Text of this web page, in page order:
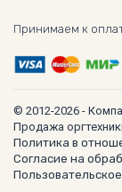
Принимаем к
© 2012-2026 -
Продажа
Политика в
Согласие на